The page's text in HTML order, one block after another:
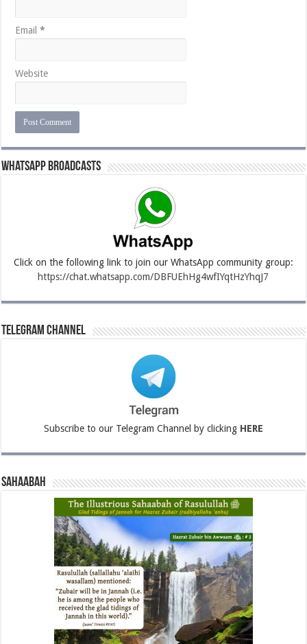
Email*
Website
Whatsapp Broadcasts
Click on the following link to join our WhatsApp community group:
https://chat.whatsapp.com/DBFUEhHg4wfIYqtHzYhqJ7
Telegram Channel
Subscribe to our Telegram Channel by clicking HERE
Sahaabah